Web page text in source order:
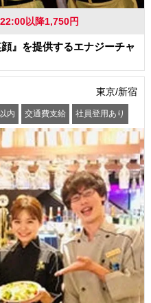
以降1,750円
』を提供するエナジーチャ
東京/新宿
内 交通費支給 社員登用あり